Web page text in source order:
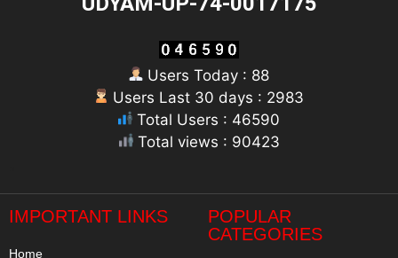
Users Today : 88
Users Last 30 days : 2983
Total Users : 46590
Total views : 90423
IMPORTANT LINKS
Home
POPULAR
CATEGORIES